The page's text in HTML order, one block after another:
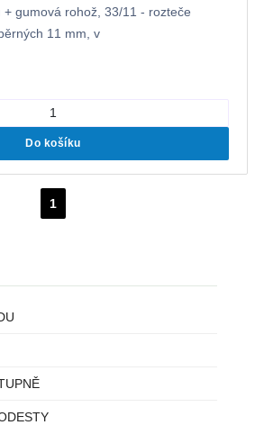
gumová rohož, 33/11 - rozteče
11 mm, v
Do košíku
1